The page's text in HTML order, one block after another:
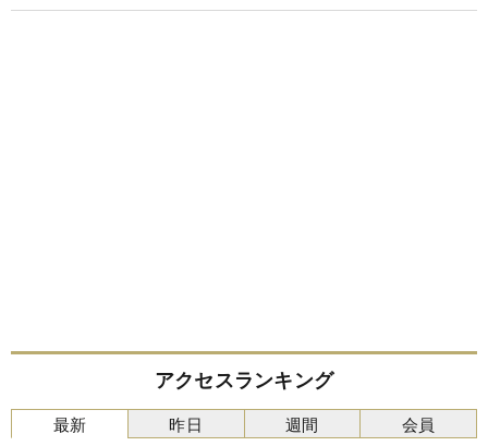
アクセスランキング
最新 昨日 週間 会員